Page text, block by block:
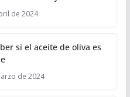
de 2024
si el aceite de oliva es
de 2024